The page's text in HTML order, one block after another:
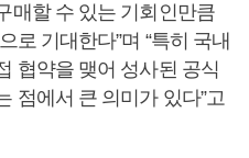
매할 수 있는 기회인만큼
로 기대한다”며 “특히 국내
협약을 맺어 성사된 공식
점에서 큰 의미가 있다”고